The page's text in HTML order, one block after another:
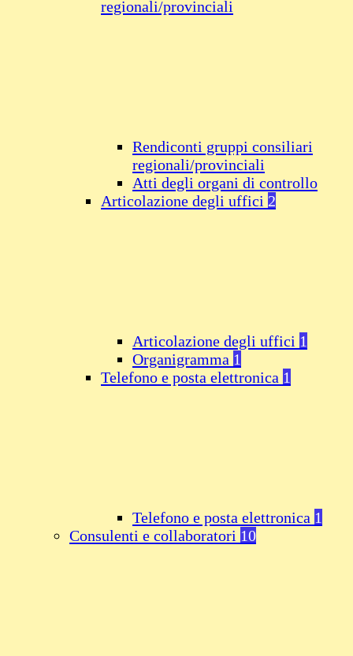
regionali/provinciali
Rendiconti gruppi consiliari
regionali/provinciali
Atti degli organi di controllo
Articolazione degli uffici 2
Articolazione degli uffici 1
Organigramma 1
Telefono e posta elettronica 1
Telefono e posta elettronica 1
Consulenti e collaboratori 10